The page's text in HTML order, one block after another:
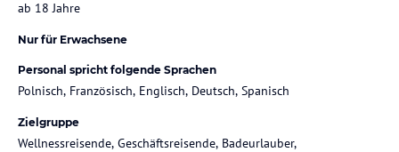
ab 18 Jahre
Nur für Erwachsene
Personal spricht folgende Sprachen
Polnisch, Französisch, Englisch, Deutsch, Spanisch
Zielgruppe
Wellnessreisende, Geschäftsreisende, Badeurlauber,